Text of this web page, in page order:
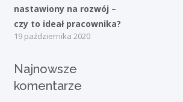
nastawiony na rozwój –
czy to ideał pracownika?
19 października 2020
Najnowsze
komentarze